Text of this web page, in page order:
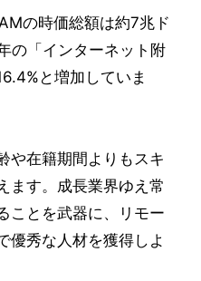
の時価総額は約7兆ド
の「インターネット附
と増加していま
や在籍期間よりもスキ
ます。成長業界ゆえ常
ことを武器に、リモー
優秀な人材を獲得しよ